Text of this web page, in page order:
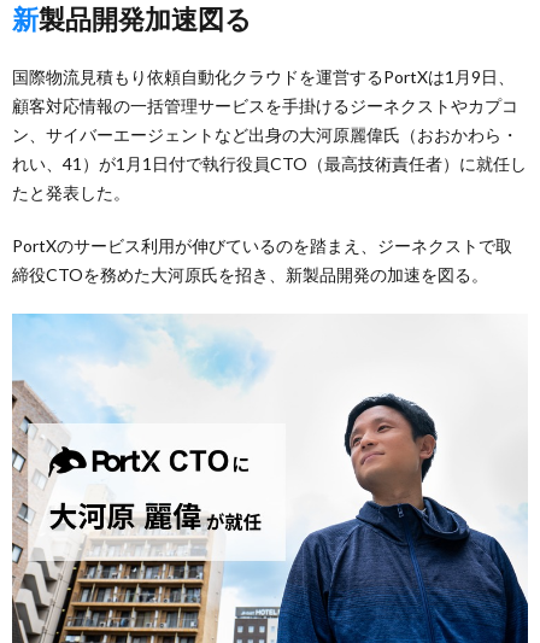
新製品開発加速図る
国際物流見積もり依頼自動化クラウドを運営するPortXは1月9日、
顧客対応情報の一括管理サービスを手掛けるジーネクストやカプコ
ン、サイバーエージェントなど出身の大河原麗偉氏（おおかわら・
れい、41）が1月1日付で執行役員CTO（最高技術責任者）に就任し
たと発表した。
PortXのサービス利用が伸びているのを踏まえ、ジーネクストで取
締役CTOを務めた大河原氏を招き、新製品開発の加速を図る。